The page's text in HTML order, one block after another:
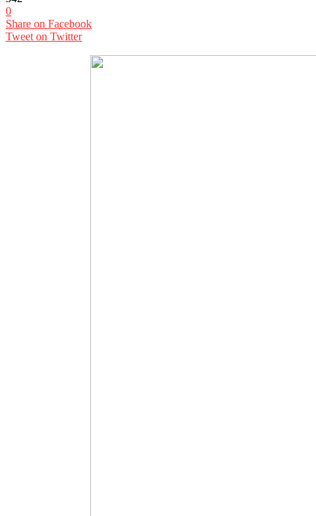
0
Share on Facebook
Tweet on Twitter